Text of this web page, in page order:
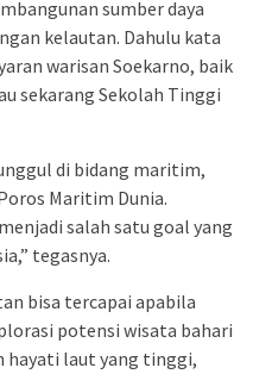
sumber daya
kelautan. Dahulu kata
warisan Soekarno, baik
sekarang Sekolah Tinggi
di bidang maritim,
Maritim Dunia.
salah satu goal yang
tegasnya.
bisa tercapai apabila
potensi wisata bahari
hayati laut yang tinggi,